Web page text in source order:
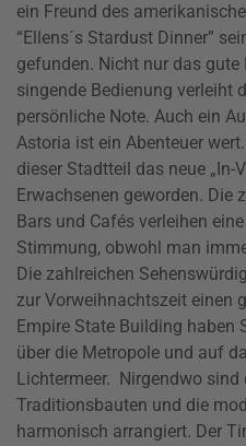
ein Freund des
“Ellens´s Stardust Dinner”
gefunden. Nicht nur das gute
singende Bedienung verleiht
persönliche Note. Auch ein
Astoria ist ein Abenteuer
dieser Stadtteil das neue „In-
Erwachsenen geworden. Die
Bars und Cafés verleihen
Stimmung, obwohl man
Die zahlreichen
zur Vorweihnachtszeit einen
Empire State Building haben
über die Metropole und auf
Lichtermeer. Nirgendwo sind
Traditionsbauten und die
harmonisch arrangiert. Der